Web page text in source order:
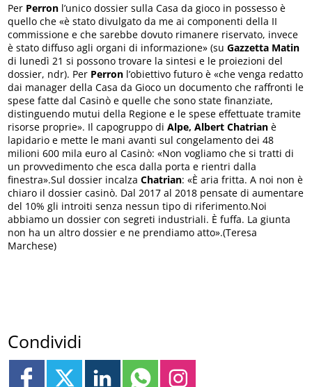
Per Perron l’unico dossier sulla Casa da gioco in possesso è
quello che «è stato divulgato da me ai componenti della II
commissione e che sarebbe dovuto rimanere riservato, invece
è stato diffuso agli organi di informazione» (suGazzetta Matin
di lunedì 21 si possono trovare la sintesi e le proiezioni del
dossier, ndr). Per Perron l’obiettivo futuro è «che venga redatto
dai manager della Casa da Gioco un documento che raffronti le
spese fatte dal Casinò e quelle che sono state finanziate,
distinguendo mutui della Regione e le spese effettuate tramite
risorse proprie». Il capogruppo diAlpe, Albert Chatrian è
lapidario e mette le mani avanti sul congelamento dei 48
milioni 600 mila euro al Casinò: «Non vogliamo che si tratti di
un provvedimento che esca dalla porta e rientri dalla
finestra».Sul dossier incalzaChatrian: «È aria fritta. A noi non è
chiaro il dossier casinò. Dal 2017 al 2018 pensate di aumentare
del 10% gli introiti senza nessun tipo di riferimento.Noi
abbiamo un dossier con segreti industriali. È fuffa. La giunta
non ha un altro dossier e ne prendiamo atto».(Teresa
Marchese)
Condividi